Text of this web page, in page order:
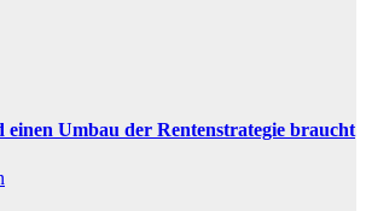
einen Umbau der Rentenstrategie braucht